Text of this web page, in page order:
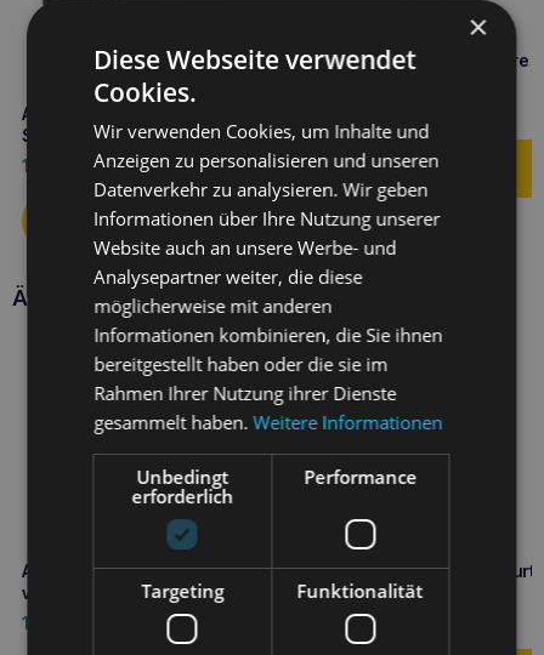
Amiplay Verstellbare Leine 8in1
Samba L Schwarz
16,10
Amiplay 7 in 1 verstellbare
Ähnliche Produkte
Amiplay EASY GO Samba XL
verstellbares Geschirr Grau
14,80
Amiplay Verstellbarer Gurt
Samba L Orange
12,10€
×
Diese Webseite verwendet
Cookies.
Wir verwenden Cookies, um Inhalte und
Anzeigen zu personalisieren und unseren
Datenverkehr zu analysieren. Wir geben
Informationen über Ihre Nutzung unserer
Website auch an unsere Werbe- und
Analysepartner weiter, die diese
möglicherweise mit anderen
Informationen kombinieren, die Sie ihnen
bereitgestellt haben oder die sie im
Rahmen Ihrer Nutzung ihrer Dienste
gesammelt haben.Weitere Informationen
Unbedingt
erforderlich
Performance
Targeting Funktionalität